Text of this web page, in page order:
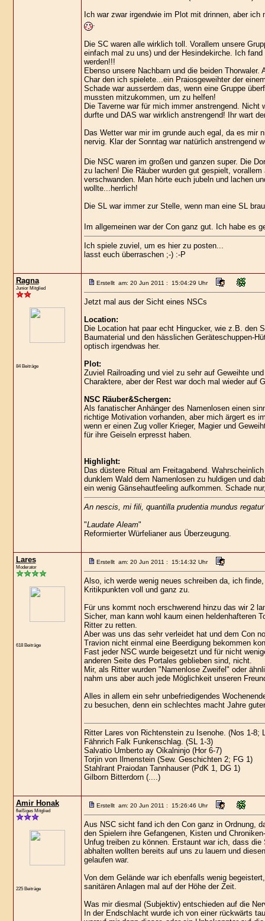
Ich war zwar irgendwie im Plot mit drinnen, aber
.
Die SC waren alle wirklich toll. Vorallem unsere
einfach mal zu uns) und der Hesindekirche. Ich
werden!!!
Ebenso unsere Nachbarn und die beiden
Char den ich spielete...ein Praiosgeweihter der
Schade war ausserdem das, wenn eine Gruppe
mussten mitzukommen, um zu helfen!
Die Taverne war für mich immer anstrengend.
durfte und DAS war wirklich anstrengend! Ihr wart
Das Wetter war mir im grunde auch egal, da es mir
nervig. Klar der Sonntag war natürlich anstrengend
Die NSC waren im großen und ganzen super. Die
zu lachen! Die Räuber wurden gut gespielt,
verschwanden. Man hörte euch jubeln und lachen
wollte...herrlich!
Die SL war immer zur Stelle, wenn man eine SL
Im allgemeinen war der Con ganz gut. Ich habe es
Ich spiele zuviel, um es hier zu posten...
lasst euch überraschen ;-) :-P
Ragna
Junior Mitglied
84 Beiträge
Erstellt am: 20 Jun 2011 : 15:04:29 Uhr
Jetzt mal aus der Sicht eines NSCs
Location:
Die Location hat paar echt Hingucker, wie z.B. den
Baumaterial und den hässlichen Geräteschuppen-
optisch irgendwas her.
Plot:
Zuviel Railroading und viel zu sehr auf Geweihte
Charaktere, aber der Rest war doch mal wieder auf
NSC Räuber&Schergen:
Als fanatischer Anhänger des Namenlosen einen
richtige Motivation vorhanden, aber mich ärgert es
wenn er einen Zug voller Krieger, Magier und
für ihre Geiseln erpresst haben.
Highlight:
Das düstere Ritual am Freitagabend.
dunklem Wald dem Namenlosen zu huldigen und
ein wenig Gänsehautfeeling aufkommen. Schade
An nescis, mi fili, quantilla prudentia mundus
"Laudate Aleam"
Reformierter Würfelianer aus Überzeugung.
Lares
Moderator
618 Beiträge
Erstellt am: 20 Jun 2011 : 15:14:32 Uhr
Also, ich werde wenig neues schreiben da, ich
Kritikpunkten voll und ganz zu.
Für uns kommt noch erschwerend hinzu das wir 2
Sicher, man kann wohl kaum einen heldenhafteren
Ritter zu retten.
Aber was uns das sehr verleidet hat und dem Con
Travion nicht einmal eine Beerdigung bekommen
Fast jeder NSC wurde beigesetzt und für nicht
anderen Seite des Portales geblieben sind, nicht.
Mir, als Ritter wurden "Namenlose Zweifel" oder
nahm uns aber auch jede Möglichkeit unseren
Alles in allem ein sehr unbefriedigendes
zu besuchen, denn ein schlechtes macht Jahre
Ritter Lares von Richtenstein zu Isenohe. (Nos 1-
Fähnrich Falk Funkenschlag. (SL 1-3)
Salvatio Umberto ay Oikalninjo (Hor 6-7)
Torjin von Ilmenstein (Sew. Geschichten 2; FG 1)
Stahlrant Praiodan Tannhauser (PdK 1, DG 1)
Gilborn Bitterdorn (....)
Amir Honak
fleißiges Mitglied
225 Beiträge
Erstellt am: 20 Jun 2011 : 15:26:46 Uhr
Aus NSC sicht fand ich den Con ganz in Ordnung,
den Spielern ihre Gefangenen, Kisten und
Unfug treiben zu können. Erstaunt war ich, dass
abhalten wollten bereits auf uns zu lauern und
gelaufen war.
Von dem Gelände war ich ebenfalls wenig
sanitären Anlagen mal auf der Höhe der Zeit.
Was mir diesmal (Subjektiv) entschieden auf die
In der Endschlacht wurde ich von einer rückwärts